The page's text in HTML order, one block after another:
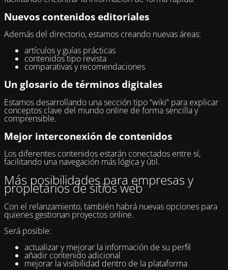
Nuevos contenidos editoriales
Además del directorio, estamos creando nuevas áreas:
artículos y guías prácticas
contenidos tipo revista
comparativas y recomendaciones
Un glosario de términos digitales
Estamos desarrollando una sección tipo “wiki” para explicar
conceptos clave del mundo online de forma sencilla y
comprensible.
Mejor interconexión de contenidos
Los diferentes contenidos estarán conectados entre sí,
facilitando una navegación más lógica y útil.
Más posibilidades para empresas y
propietarios de sitios web
Con el relanzamiento, también habrá nuevas opciones para
quienes gestionan proyectos online.
Será posible:
actualizar y mejorar la información de su perfil
añadir contenido adicional
mejorar la visibilidad dentro de la plataforma